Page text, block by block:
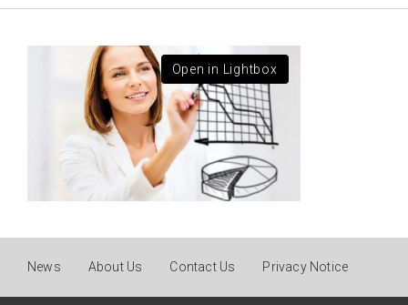
Open in Lightbox
News About Us Contact Us Privacy Notice